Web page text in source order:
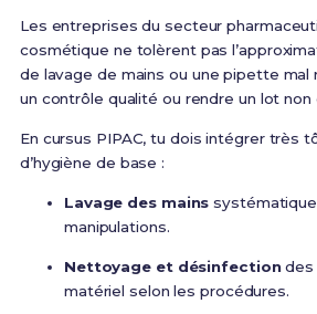
Les entreprises du secteur
cosmétique ne tolèrent pas
de lavage de mains ou une pipette mal
un contrôle qualité ou rendre un lot non
En cursus PIPAC, tu dois intégrer très
d’hygiène de base :
Lavage des mains
manipulations.
Nettoyage et désinfectiondes
matériel selon les procédures.